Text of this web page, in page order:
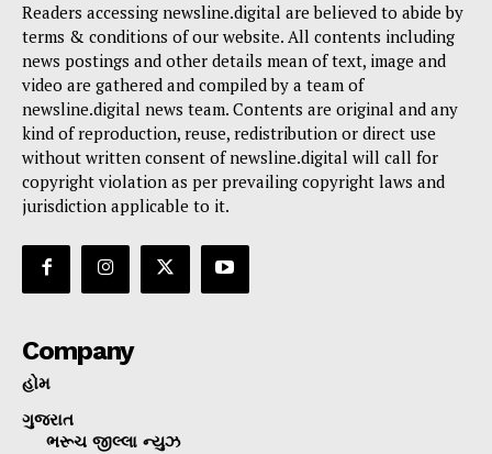
Readers accessing newsline.digital are believed to abide by
terms & conditions of our website. All contents including
news postings and other details mean of text, image and
video are gathered and compiled by a team of
newsline.digital news team. Contents are original and any
kind of reproduction, reuse, redistribution or direct use
without written consent of newsline.digital will call for
copyright violation as per prevailing copyright laws and
jurisdiction applicable to it.
Company
હોમ
ગુજરાત
ભરૂચ જીલ્લા ન્યુઝ